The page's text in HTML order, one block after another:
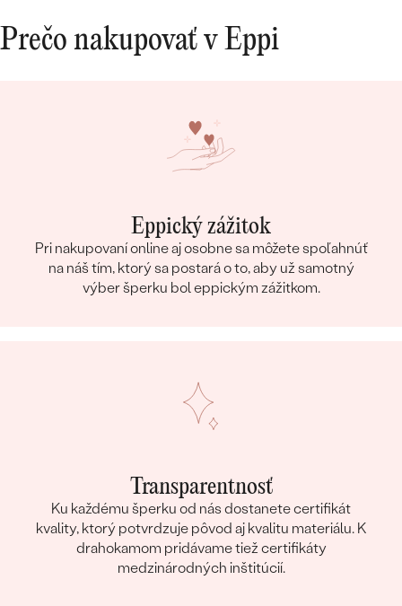
Prečo nakupovať v Eppi
Eppický zážitok
Pri nakupovaní online aj osobne sa môžete spoľahnúť
na náš tím, ktorý sa postará o to, aby už samotný
výber šperku bol eppickým zážitkom.
Transparentnosť
Ku každému šperku od nás dostanete certifikát
kvality, ktorý potvrdzuje pôvod aj kvalitu materiálu. K
drahokamom pridávame tiež certifikáty
medzinárodných inštitúcií.